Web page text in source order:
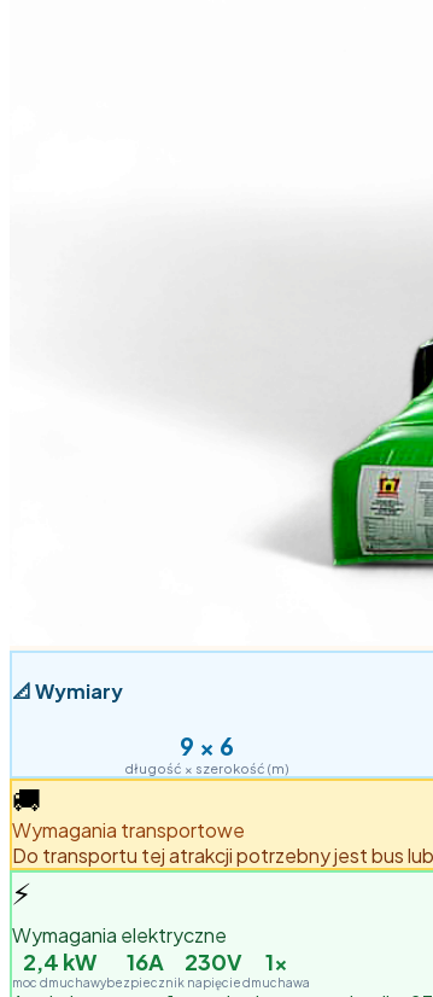
📐Wymiary
9 × 6
długość × szerokość (m)
🚚
Wymagania transportowe
Do transportu tej atrakcji potrzebny jest bus
⚡
Wymagania elektryczne
2,4 kW
moc dmuchawy
16A
bezpiecznik
230V
napięcie
1×
dmuchawa